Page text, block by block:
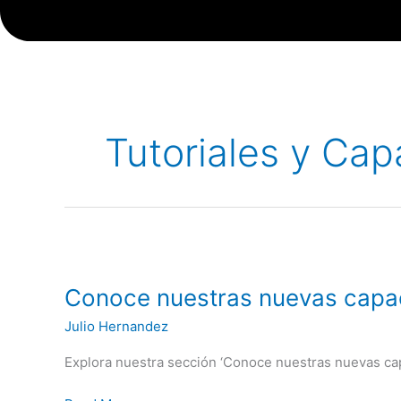
Tutoriales y
Conoce nuestras nuevas
Julio Hernandez
Explora nuestra sección ‘Conoce nuestras nuevas
nuevas